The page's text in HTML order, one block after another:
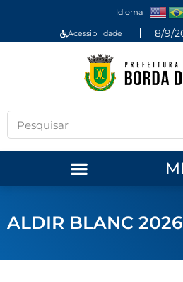
Idioma
Acessibilidade 8/9/
ALDIR BLANC 2026